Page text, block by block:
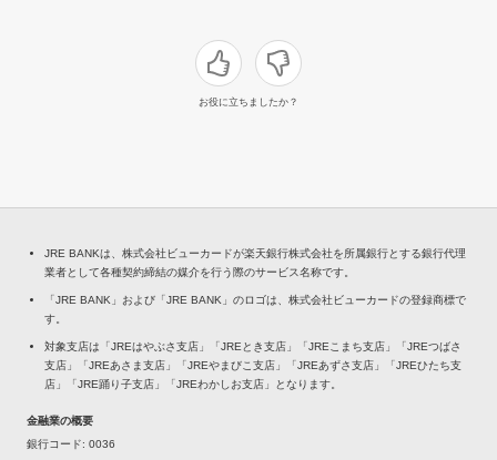
お役に立ちましたか？
JRE BANKは、株式会社ビューカードが楽天銀行株式会社を所属銀行とする銀行代理
業者として各種契約締結の媒介を行う際のサービス名称です。
「JRE BANK」および「JRE BANK」のロゴは、株式会社ビューカードの登録商標で
す。
対象支店は「JREはやぶさ支店」「JREとき支店」「JREこまち支店」「JREつばさ
支店」「JREあさま支店」「JREやまびこ支店」「JREあずさ支店」「JREひたち支
店」「JRE踊り子支店」「JREわかしお支店」となります。
金融業の概要
銀行コード
0036